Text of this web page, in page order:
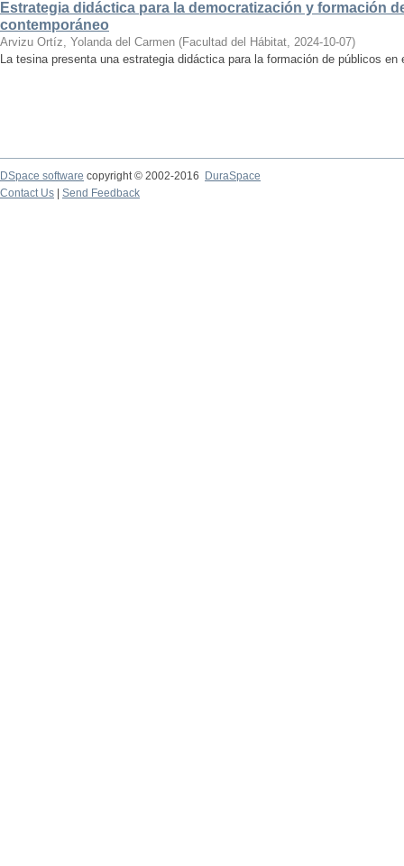
Estrategia didáctica para la democratización y formación
contemporáneo
Arvizu Ortíz, Yolanda del Carmen (Facultad del Hábitat, 2024-10-07)
La tesina presenta una estrategia didáctica para la formación de públicos en
DSpace software copyright © 2002-2016
DuraSpace
Contact Us
Send Feedback